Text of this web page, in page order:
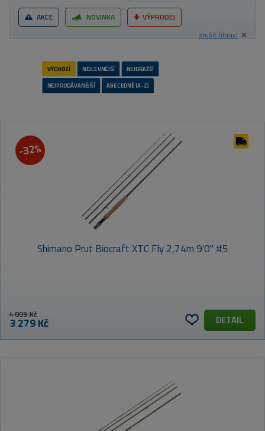
AKCE NOVINKA
VÝPRODEJ
zrušit filtraci
-32%
Shimano Prut Biocraft XTC Fly 2,74m 9'0" #5
4 809 Kč
3 279 Kč DETAIL